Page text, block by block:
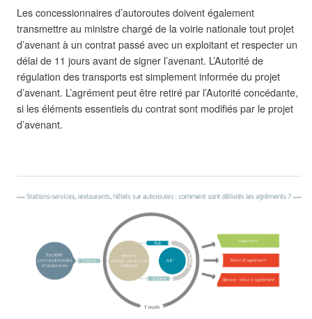
Les concessionnaires d’autoroutes doivent également
transmettre au ministre chargé de la voirie nationale tout projet
d’avenant à un contrat passé avec un exploitant et respecter un
délai de 11 jours avant de signer l’avenant. L’Autorité de
régulation des transports est simplement informée du projet
d’avenant. L’agrément peut être retiré par l’Autorité concédante,
si les éléments essentiels du contrat sont modifiés par le projet
d’avenant.